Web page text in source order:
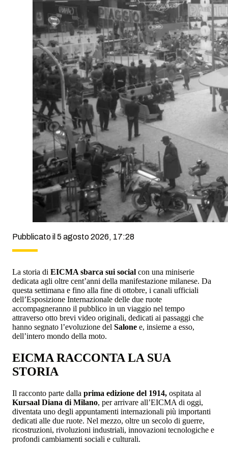
Pubblicato il 5 agosto 2026, 17:28
La storia di EICMA sbarca sui social con una miniserie
dedicata agli oltre cent’anni della manifestazione milanese. Da
questa settimana e fino alla fine di ottobre, i canali ufficiali
dell’Esposizione Internazionale delle due ruote
accompagneranno il pubblico in un viaggio nel tempo
attraverso otto brevi video originali, dedicati ai passaggi che
hanno segnato l’evoluzione del Salone e, insieme a esso,
dell’intero mondo della moto.
EICMA RACCONTA LA SUA
STORIA
Il racconto parte dalla prima edizione del 1914, ospitata al
Kursaal Diana di Milano, per arrivare all’EICMA di oggi,
diventata uno degli appuntamenti internazionali più importanti
dedicati alle due ruote. Nel mezzo, oltre un secolo di guerre,
ricostruzioni, rivoluzioni industriali, innovazioni tecnologiche e
profondi cambiamenti sociali e culturali.